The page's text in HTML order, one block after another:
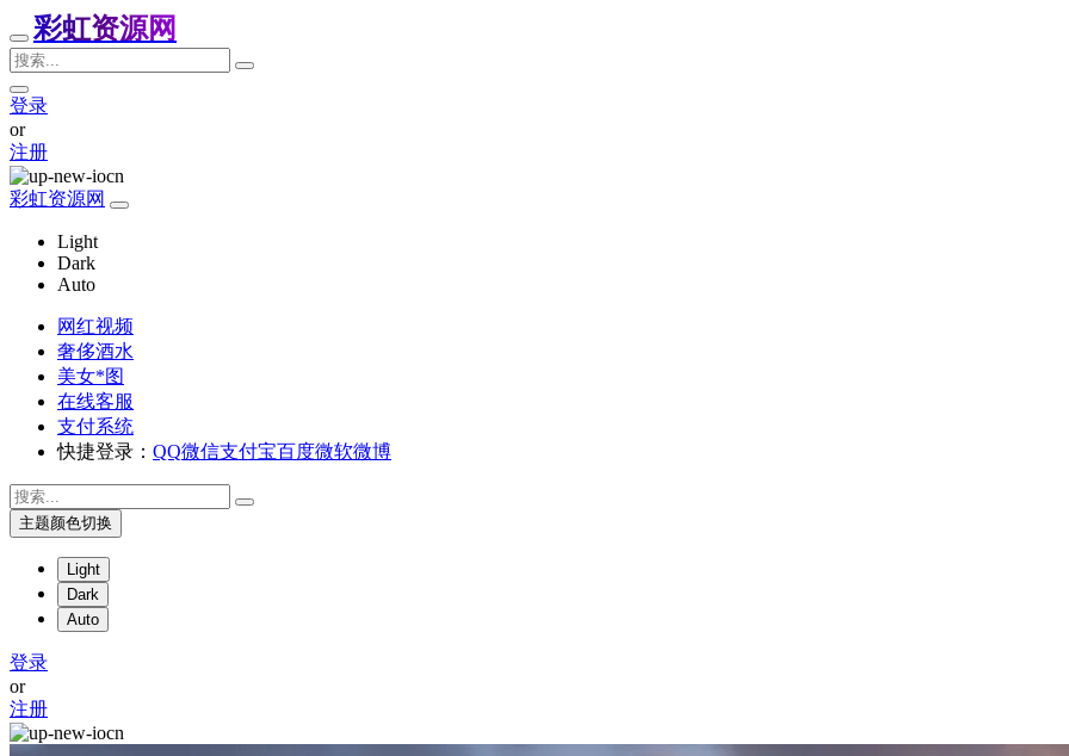
彩虹资源网
登录
or
注册
彩虹资源网
Light
Dark
Auto
网红视频
奢侈酒水
美女*图
在线客服
支付系统
快捷登录： QQ微信支付宝百度微软微博
主题颜色切换
Light
Dark
Auto
登录
or
注册